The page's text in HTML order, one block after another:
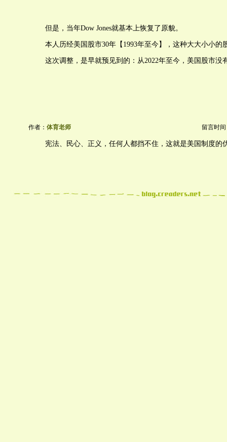
但是，当年Dow Jones就基本上恢复了原貌。
本人历经美国股市30年【1993年至今】，这种大大小小的
这次调整，是早就预见到的：从2022年至今，美国股市没
作者： 体育老师 留言时间
宪法、民心、正义，任何人都挡不住，这就是美国制度的